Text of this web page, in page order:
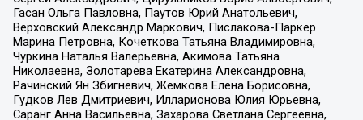
Гасан Ольга Павловна, Паутов Юрий Анатольевич,
Верховский Александр Маркович, Пислакова-Паркер
Марина Петровна, Кочеткова Татьяна Владимировна,
Чуркина Наталья Валерьевна, Акимова Татьяна
Николаевна, Золотарева Екатерина Александровна,
Рачинский Ян Збигневич, Жемкова Елена Борисовна,
Гудков Лев Дмитриевич, Илларионова Юлия Юрьевна,
Саранг Анна Васильевна, Захарова Светлана Сергеевна,